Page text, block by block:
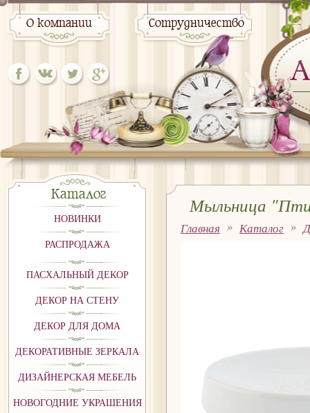
О компании Сотрудничество
Каталог
НОВИНКИ
РАСПРОДАЖА
ПАСХАЛЬНЫЙ ДЕКОР
ДЕКОР НА СТЕНУ
ДЕКОР ДЛЯ ДОМА
ДЕКОРАТИВНЫЕ ЗЕРКАЛА
ДИЗАЙНЕРСКАЯ МЕБЕЛЬ
НОВОГОДНИЕ УКРАШЕНИЯ
Мыльница
Главная Каталог